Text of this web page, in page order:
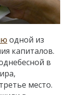
одной из
капиталов.
в
место.